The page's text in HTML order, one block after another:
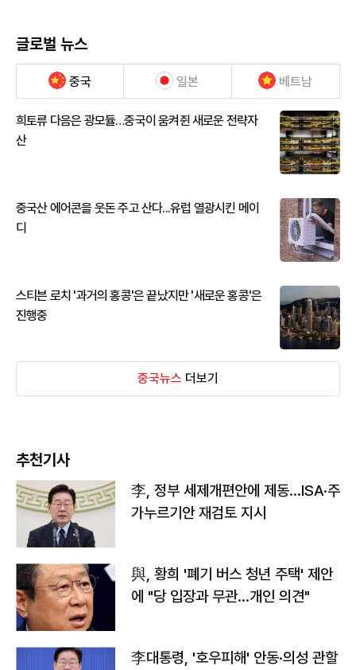
글로벌 뉴스
중국 일본 베트남
희토류 다음은 광모듈…중국이 움켜쥔 새로운 전략자
산
중국산 에어콘을 웃돈 주고 산다...유럽 열광시킨 메이
디
스티븐 로치 '과거의 홍콩'은 끝났지만 '새로운 홍콩'은
진행중
중국뉴스 더보기
추천기사
李, 정부 세제개편안에 제동…ISA·주
가누르기안 재검토 지시
與, 황희 '폐기 버스 청년 주택' 제안
에 "당 입장과 무관…개인 의견"
李대통령, '호우피해' 안동·의성 관할